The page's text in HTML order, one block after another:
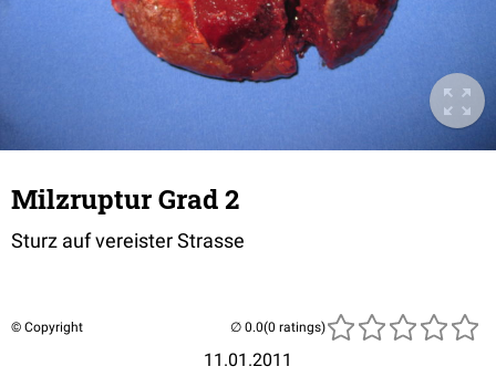
Milzruptur Grad 2
Sturz auf vereister Strasse
© Copyright
11.01.2011
(0 ratings)